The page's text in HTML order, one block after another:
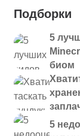
Подборки
5
биом
5